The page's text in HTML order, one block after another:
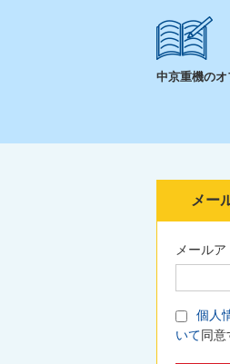
中京重機のオ
メー
メールア
個人
いて同意